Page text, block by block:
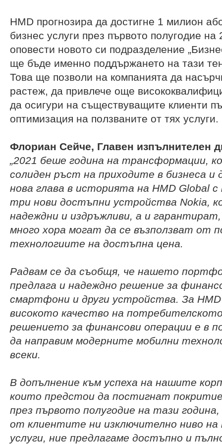
HMD прогнозира да достигне 1 милион
бизнес услуги през първото полугодие
оповести новото си подразделение
ще бъде именно поддържането на тази
Това ще позволи на компанията да
растеж, да привлече още
да осигури на съществуващите клиенти
оптимизация на ползваните от тях услуги.
Флориан Сейче, Главен изпълнителен
„2021 беше година на трансформации, ко
солиден ръст на приходите в бизнеса и
нова глава в историята на HMD Global с
три нови достъпни устройства Nokia,
надеждни и издръжливи, а и гарантират,
много хора могат да се възползват от
технологиите на достъпна цена.
Радвам се да съобщя, че нашето
предлага и надеждно решение за финанс
смартфони и други устройства. За
високото качество на
решението за финансови операции е в
да направим модерните мобилни
всеки.
В допълнение към успеха на нашите
които предстои да постигнат
през първото полугодие на тази
от клиентите ни изключително ниво на
услуги, ние предлагаме достъпно и